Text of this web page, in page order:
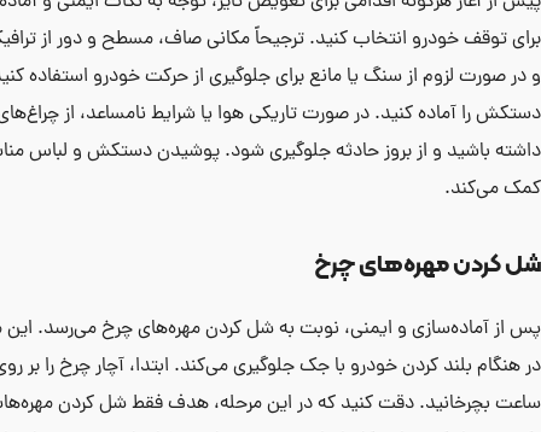
برای توقف خودرو انتخاب کنید. ترجیحاً مکانی صاف، مسطح و دور از
و در صورت لزوم از سنگ یا مانع برای جلوگیری از حرکت خودرو استفاده
دستکش را آماده کنید. در صورت تاریکی هوا یا شرایط نامساعد، از
داشته باشید و از بروز حادثه جلوگیری شود. پوشیدن دستکش و لباس
کمک می‌کند.
شل کردن مهره‌های چرخ
پس از آماده‌سازی و ایمنی، نوبت به شل کردن مهره‌های چرخ می‌رسد. این
در هنگام بلند کردن خودرو با جک جلوگیری می‌کند. ابتدا، آچار چرخ را
ساعت بچرخانید. دقت کنید که در این مرحله، هدف فقط شل کردن